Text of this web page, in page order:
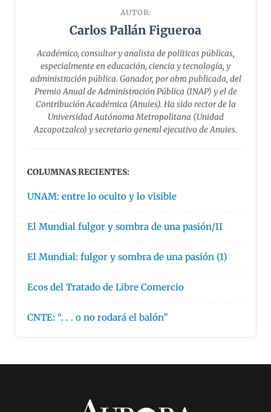
AUTOR:
Carlos Pallán Figueroa
Académico, consultor y analista de políticas públicas,
especialmente en educación, ciencia y tecnología, y
administración pública. Ganador, por obra publicada, del
Premio Anual de Administración Pública (INAP) y el de
Contribución Académica (Anuies). Ha sido rector de la
Universidad Autónoma Metropolitana (Unidad
Azcapotzalco) y secretario general ejecutivo de Anuies.
COLUMNAS RECIENTES:
UNAM: entre lo oculto y lo visible
El Mundial fulgor y sombra de una pasión/II
El Mundial: fulgor y sombra de una pasión (1)
Ecos del Tratado de Libre Comercio
CNTE: “. . . o no rodará el balón”